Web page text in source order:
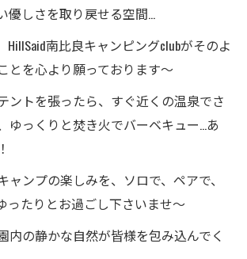
優しさを取り戻せる空間…
南比良キャンピングclubがそのよ
とを心より願っております～
ントを張ったら、すぐ近くの温泉でさ
ゆっくりと焚き火でバーベキュー…あ
ンプの楽しみを、ソロで、ペアで、
ったりとお過ごし下さいませ～
内の静かな自然が皆様を包み込んでく